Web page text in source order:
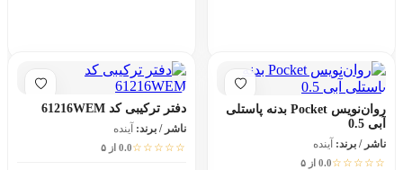
روان‌نویس Pocket بدنه پاستلی
آبی 0.5
ناشر / برند: آینده
☆☆☆☆☆0.0 از ۵
دفتر ترکیبی کد 61216WEM
ناشر / برند: آینده
☆☆☆☆☆0.0 از ۵